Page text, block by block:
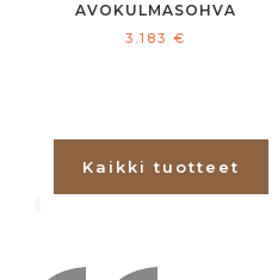
AVOKULMASOHVA
3.183€
Kaikki tuotteet